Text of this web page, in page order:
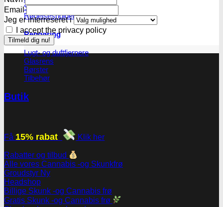
Salviebundter
Røgelsesholdere
Rengøring
Lugt- og duftfjernere
Glasrens
Børster
Tilbehør
Email
Jeg er interreseret i
I accept the privacy policy
Butik
Få 15% rabat Klik her
Rabatter og tilbud
Alle vores Cannabis -og Skunkfrø
Groudstyr
Headshop
Billige Skunk -og Cannabis frø
Gratis Skunk -og Cannabis frø